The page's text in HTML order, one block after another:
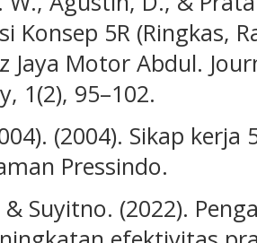
Konsep 5R (Ringkas,
Jaya Motor Abdul.
1(2), 95–102.
(2004). Sikap kerja
Pressindo.
Suyitno. (2022).